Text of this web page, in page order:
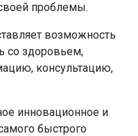
проблемы.
возможность
со здоровьем,
консультацию,
инновационное и
быстрого